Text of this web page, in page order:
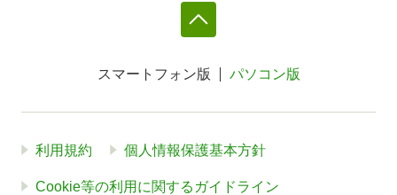
スマートフォン版 パソコン版
利用規約 個人情報保護基本方針
Cookie等の利用に関するガイドライン